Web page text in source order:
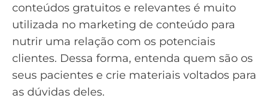
conteúdos gratuitos e relevantes é muito
utilizada no marketing de conteúdo para
nutrir uma relação com os potenciais
clientes. Dessa forma, entenda quem são os
seus pacientes e crie materiais voltados para
as dúvidas deles.